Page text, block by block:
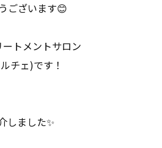
ございます😊
トメントサロン
チェ)です！
しました✨